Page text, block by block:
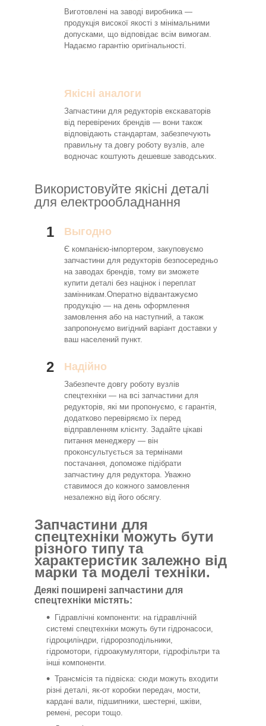
Виготовлені на заводі виробника —
продукція високої якості з мінімальними
допусками, що відповідає всім вимогам.
Надаємо гарантію оригінальності.
Якісні аналоги
Запчастини для редукторів екскаваторів
від перевірених брендів — вони також
відповідають стандартам, забезпечують
правильну та довгу роботу вузлів, але
водночас коштують дешевше заводських.
Використовуйте якісні деталі
для електрообладнання
1 Выгодно
Є компанією-імпортером, закуповуємо
запчастини для редукторів безпосередньо
на заводах брендів, тому ви зможете
купити деталі без націнок і переплат
замінникам.Оператно відвантажуємо
продукцію — на день оформлення
замовлення або на наступний, а також
запропонуємо вигідний варіант доставки у
ваш населений пункт.
2 Надійно
Забезпечте довгу роботу вузлів
спецтехніки — на всі запчастини для
редукторів, які ми пропонуємо, є гарантія,
додатково перевіряємо їх перед
відправленням клієнту. Задайте цікаві
питання менеджеру — він
проконсультується за термінами
постачання, допоможе підібрати
запчастину для редуктора. Уважно
ставимося до кожного замовлення
незалежно від його обсягу.
Запчастини для
спецтехніки можуть бути
різного типу та
характеристик залежно від
марки та моделі техніки.
Деякі поширені запчастини для
спецтехніки містять:
Гідравлічні компоненти: на гідравлічній
системі спецтехніки можуть бути гідронасоси,
гідроциліндри, гідророзподільники,
гідромотори, гідроакумулятори, гідрофільтри та
інші компоненти.
Трансмісія та підвіска: сюди можуть входити
різні деталі, як-от коробки передач, мости,
кардані вали, підшипники, шестерні, шківи,
ремені, ресори тощо.